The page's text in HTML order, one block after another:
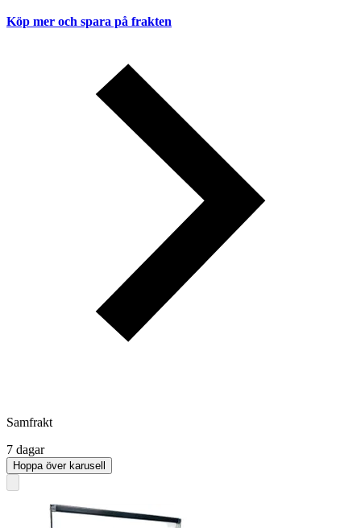
Köp mer och spara på frakten
Samfrakt
7 dagar
Hoppa över karusell